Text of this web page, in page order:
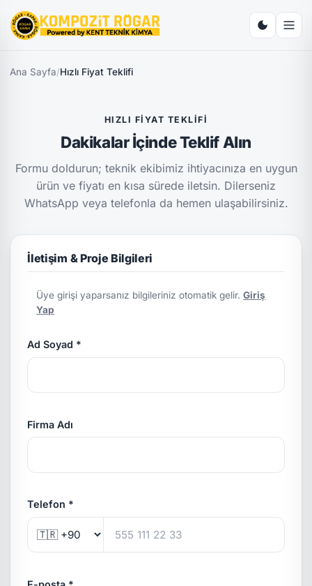
Ana Sayfa/Hızlı Fiyat Teklifi
HIZLI FIYAT TEKLIFI
Dakikalar İçinde Teklif Alın
Formu doldurun; teknik ekibimiz ihtiyacınıza en uygun
ürün ve fiyatı en kısa sürede iletsin. Dilerseniz
WhatsApp veya telefonla da hemen ulaşabilirsiniz.
İletişim & Proje Bilgileri
Üye girişi yaparsanız bilgileriniz otomatik gelir.Giriş
Yap
Ad Soyad *
Firma Adı
Telefon *